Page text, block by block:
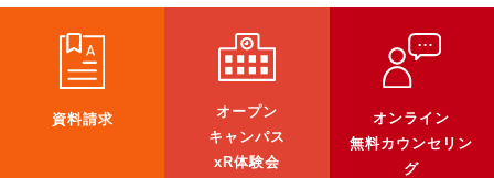
企業向け
《3DGS》
3DGSスキャンサービス
3DGS受託開発
3D Gaussian Splatting アプリ開発研修
資料請求
オープン
キャンパス
xR体験会
オンライン
無料カウンセリン
グ